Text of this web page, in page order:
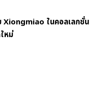
Xiongmiao ในคอลเลกชั่น
หม่